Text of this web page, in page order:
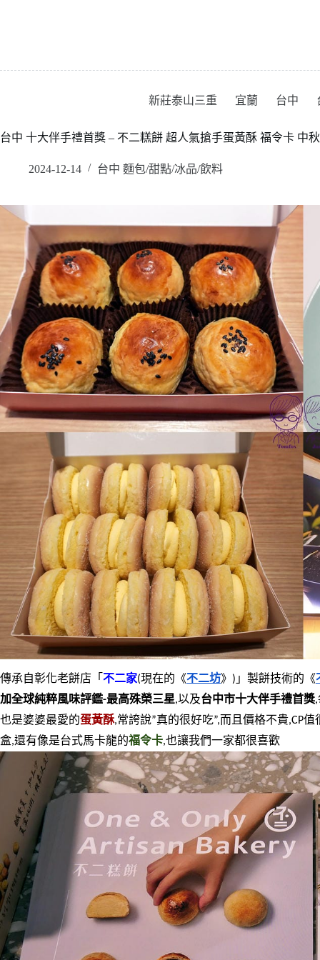
新莊泰山三重 宜蘭 台中
台中 十大伴手禮首獎 – 不二糕餅 超人氣搶手蛋黃酥 福令卡 中
2024-12-14 台中 麵包/甜點/冰品/飲料
傳承自彰化老餅店「 不二家(現在的《不二坊》)」製餅技術的《
加全球純粹風味評鑑-最高殊榮三星,以及台中市十大伴手禮首獎
也是婆婆最愛的蛋黃酥,常誇說”真的很好吃”,而且價格不貴,CP
盒,還有像是台式馬卡龍的福令卡,也讓我們一家都很喜歡